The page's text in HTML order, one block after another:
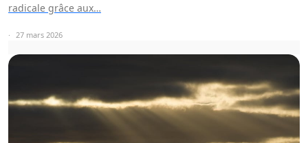
radicale grâce aux…
27 mars 2026